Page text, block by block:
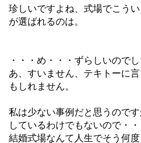
珍しいですよね、式場でこう
が選ばれるのは。
・・・め・・・ずらしいので
あ、すいません、テキトーに
もしれません。
私は少ない事例だと思うので
しているわけでもないので・・
結婚式場なんて人生でそう何